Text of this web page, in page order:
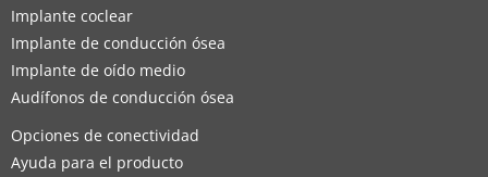
Implante coclear
Implante de conducción ósea
Implante de oído medio
Audífonos de conducción ósea
Opciones de conectividad
Ayuda para el producto